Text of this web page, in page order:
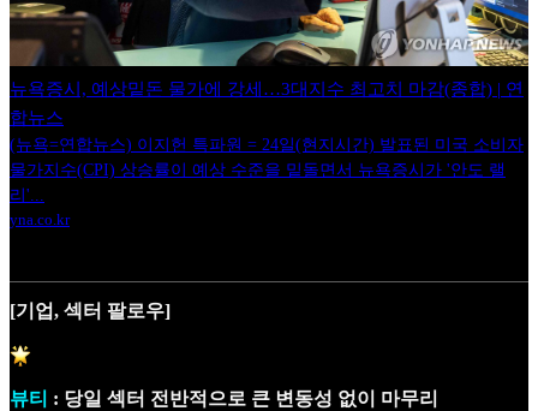
뉴욕증시, 예상밑돈 물가에 강세…3대지수 최고치 마감(종합) | 연
합뉴스
(뉴욕=연합뉴스) 이지헌 특파원 = 24일(현지시간) 발표된 미국 소비자
물가지수(CPI) 상승률이 예상 수준을 밑돌면서 뉴욕증시가 '안도 랠
리'...
yna.co.kr
[기업, 섹터 팔로우]
뷰티 : 당일 섹터 전반적으로 큰 변동성 없이 마무리